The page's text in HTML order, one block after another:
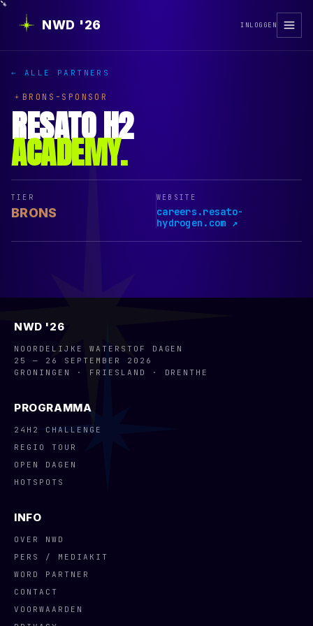
NWD '26 INLOGGEN
← ALLE PARTNERS
BRONS-SPONSOR
RESATO H2
ACADEMY.
TIER
BRONS
WEBSITE
careers.resato-
hydrogen.com ↗
NWD '26
NOORDELIJKE WATERSTOF DAGEN
25 — 26 SEPTEMBER 2026
GRONINGEN · FRIESLAND · DRENTHE
PROGRAMMA
24H2 CHALLENGE
REGIO TOUR
OPEN DAGEN
HOTSPOTS
INFO
OVER NWD
PERS / MEDIAKIT
WORD PARTNER
CONTACT
VOORWAARDEN